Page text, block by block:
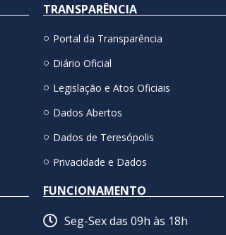
TRANSPARÊNCIA
Portal da Transparência
Diário Oficial
Legislação e Atos Oficiais
Dados Abertos
Dados de Teresópolis
Privacidade e Dados
FUNCIONAMENTO
Seg-Sex das 09h às 18h